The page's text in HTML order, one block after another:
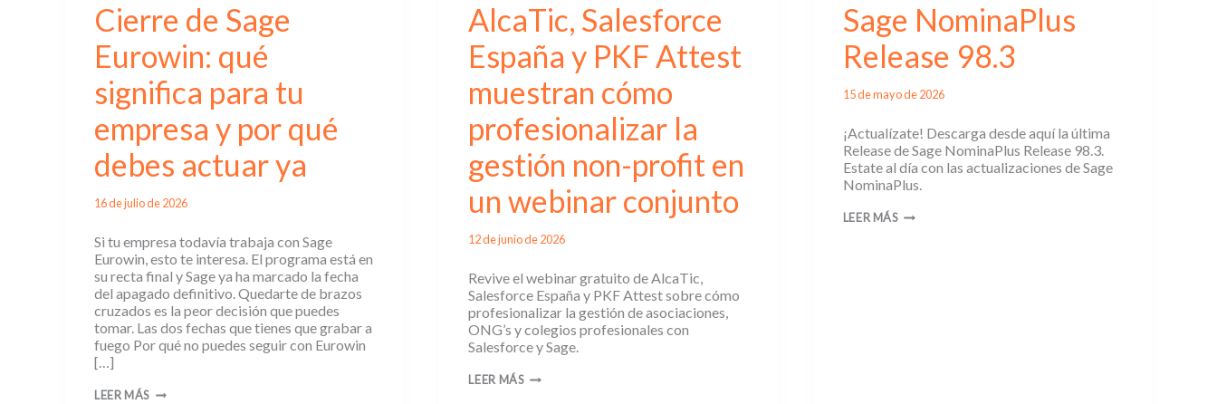
Cierre de Sage
Eurowin: qué
significa para tu
empresa y por qué
debes actuar ya
16 de julio de 2026
Si tu empresa todavía trabaja con Sage
Eurowin, esto te interesa. El programa está en
su recta final y Sage ya ha marcado la fecha
del apagado definitivo. Quedarte de brazos
cruzados es la peor decisión que puedes
tomar. Las dos fechas que tienes que grabar a
fuego Por qué no puedes seguir con Eurowin
[…]
LEER MÁSCIERRE
AlcaTic, Salesforce
España y PKF Attest
muestran cómo
profesionalizar la
gestión non-profit en
un webinar conjunto
12 de junio de 2026
Revive el webinar gratuito de AlcaTic,
Salesforce España y PKF Attest sobre cómo
profesionalizar la gestión de asociaciones,
ONG’s y colegios profesionales con
Salesforce y Sage.
LEER MÁSALCATIC,
Sage NominaPlus
Release 98.3
15 de mayo de 2026
¡Actualízate! Descarga desde aquí la última
Release de Sage NominaPlus Release 98.3.
Estate al día con las actualizaciones de Sage
NominaPlus.
LEER MÁSSAGE